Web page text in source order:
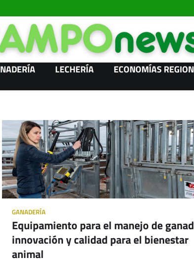
LECHERÍA
ECONOMÍAS
GANADERÍA
Equipamiento para el manejo de
innovación y calidad para el bienestar
animal